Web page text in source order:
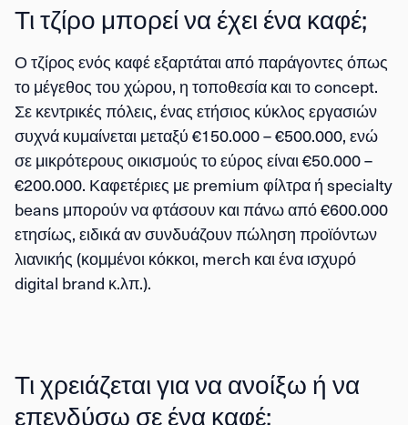
Τι τζίρο μπορεί να έχει ένα καφέ;
Ο τζίρος ενός καφέ εξαρτάται από παράγοντες όπως
το μέγεθος του χώρου, η τοποθεσία και το concept.
Σε κεντρικές πόλεις, ένας ετήσιος κύκλος εργασιών
συχνά κυμαίνεται μεταξύ €150.000 – €500.000, ενώ
σε μικρότερους οικισμούς το εύρος είναι €50.000 –
€200.000. Καφετέριες με premium φίλτρα ή specialty
beans μπορούν να φτάσουν και πάνω από €600.000
ετησίως, ειδικά αν συνδυάζουν πώληση προϊόντων
λιανικής (κομμένοι κόκκοι, merch και ένα ισχυρό
digital brand κ.λπ.).
Τι χρειάζεται για να ανοίξω ή να
επενδύσω σε ένα καφέ;